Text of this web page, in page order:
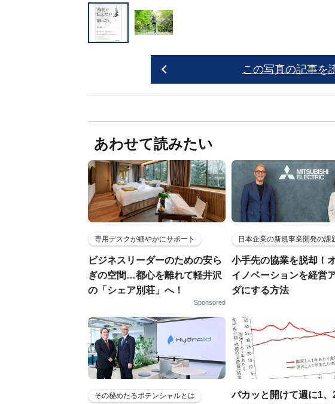
この写真の記事を
あわせて読みたい
専用デスクが細やかにサポート
ビジネスリーダーのための安ら
ぎの空間…都心を離れて軽井沢
の「シェア別荘」へ！
Sponsored
日本企業の新規事業開発の課
小手先の協業を脱却！
イノベーションを経営
ダにする方法
その秘めたるポテンシャルとは
パカッと開けて週に1、